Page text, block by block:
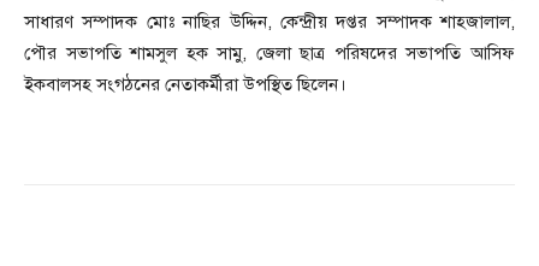
সাধারণ সম্পাদক মোঃ নাছির উদ্দিন, কেন্দ্রীয় দপ্তর সম্পাদক শাহজালাল,
পৌর সভাপতি শামসুল হক সামু, জেলা ছাত্র পরিষদের সভাপতি আসিফ
ইকবালসহ সংগঠনের নেতাকর্মীরা উপস্থিত ছিলেন।